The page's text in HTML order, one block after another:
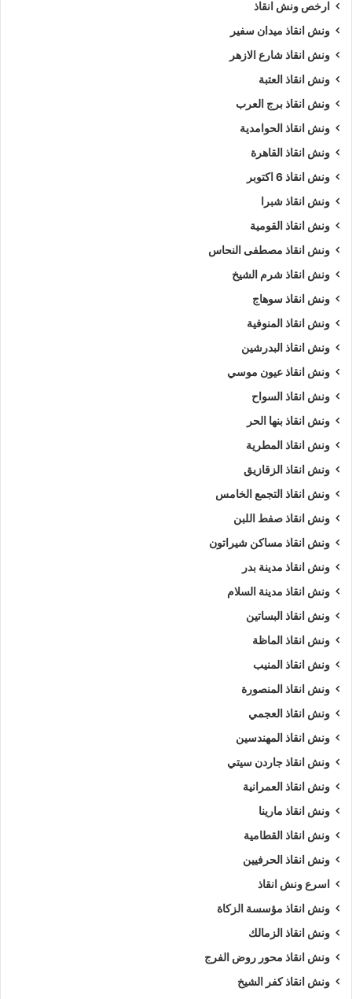
ارخص ونش انقاذ
ونش انقاذ ميدان سفير
ونش انقاذ شارع الازهر
ونش انقاذ العتبة
ونش انقاذ برج العرب
ونش انقاذ الحوامدية
ونش انقاذ القاهرة
ونش انقاذ 6 اكتوبر
ونش انقاذ شبرا
ونش انقاذ القومية
ونش انقاذ مصطفى النحاس
ونش انقاذ شرم الشيخ
ونش انقاذ سوهاج
ونش انقاذ المنوفية
ونش انقاذ البدرشين
ونش انقاذ عيون موسي
ونش انقاذ السواح
ونش انقاذ بنها الحر
ونش انقاذ المطرية
ونش انقاذ الزقازيق
ونش انقاذ التجمع الخامس
ونش انقاذ صفط اللبن
ونش انقاذ مساكن شيراتون
ونش انقاذ مدينة بدر
ونش انقاذ مدينة السلام
ونش انقاذ البساتين
ونش انقاذ الماظة
ونش انقاذ المنيب
ونش انقاذ المنصورة
ونش انقاذ العجمي
ونش انقاذ المهندسين
ونش انقاذ جاردن سيتي
ونش انقاذ العمرانية
ونش انقاذ مارينا
ونش انقاذ القطامية
ونش انقاذ الحرفيين
اسرع ونش انقاذ
ونش انقاذ مؤسسة الزكاة
ونش انقاذ الزمالك
ونش انقاذ محور روض الفرج
ونش انقاذ كفر الشيخ